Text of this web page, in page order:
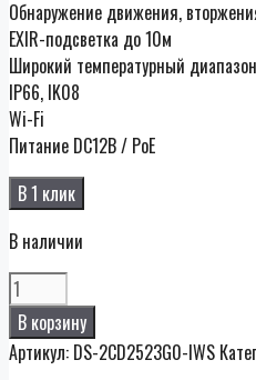
Обнаружение движения,
EXIR-подсветка до 10м
Широкий температурный
IP66, IK08
Wi-Fi
Питание DC12В / PoE
В 1 клик
В наличии
Количество
DS-
2CD2523G0-
IWS
В корзину
Артикул: DS-2CD2523G0-IWS